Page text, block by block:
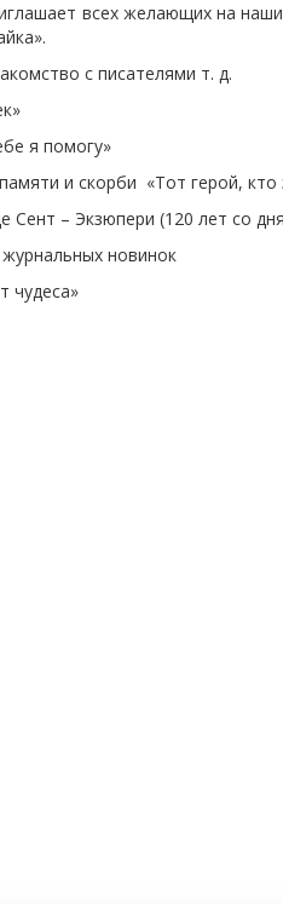
всех желающих на
с писателями т. д.
я помогу»
и скорби «Тот герой, кто
Сент – Экзюпери (120 лет со
новинок
чудеса»